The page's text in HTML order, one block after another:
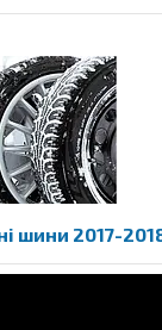
шини 2017-